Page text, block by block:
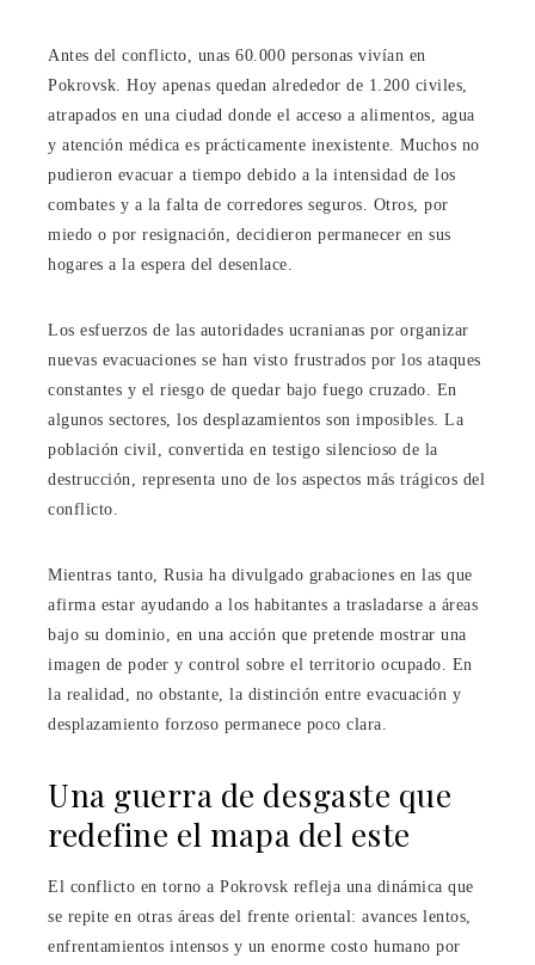
Antes del conflicto, unas 60.000 personas vivían en
Pokrovsk. Hoy apenas quedan alrededor de 1.200 civiles,
atrapados en una ciudad donde el acceso a alimentos, agua
y atención médica es prácticamente inexistente. Muchos no
pudieron evacuar a tiempo debido a la intensidad de los
combates y a la falta de corredores seguros. Otros, por
miedo o por resignación, decidieron permanecer en sus
hogares a la espera del desenlace.
Los esfuerzos de las autoridades ucranianas por organizar
nuevas evacuaciones se han visto frustrados por los ataques
constantes y el riesgo de quedar bajo fuego cruzado. En
algunos sectores, los desplazamientos son imposibles. La
población civil, convertida en testigo silencioso de la
destrucción, representa uno de los aspectos más trágicos del
conflicto.
Mientras tanto, Rusia ha divulgado grabaciones en las que
afirma estar ayudando a los habitantes a trasladarse a áreas
bajo su dominio, en una acción que pretende mostrar una
imagen de poder y control sobre el territorio ocupado. En
la realidad, no obstante, la distinción entre evacuación y
desplazamiento forzoso permanece poco clara.
Una guerra de desgaste que
redefine el mapa del este
El conflicto en torno a Pokrovsk refleja una dinámica que
se repite en otras áreas del frente oriental: avances lentos,
enfrentamientos intensos y un enorme costo humano por